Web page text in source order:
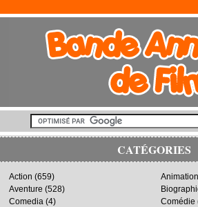
CATÉGORIES
Action (659) Animation
Aventure (528)
Comedia (4) Comédie